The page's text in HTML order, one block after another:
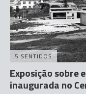
5 SENTIDOS
Exposição sobre
inaugurada no